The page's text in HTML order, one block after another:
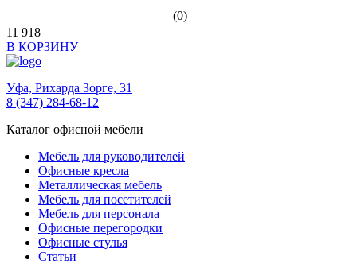
(0)
11 918
В КОРЗИНУ
Уфа, Рихарда Зорге, 31
8 (347) 284-68-12
Каталог офисной мебели
Мебель для руководителей
Офисные кресла
Металлическая мебель
Мебель для посетителей
Мебель для персонала
Офисные перегородки
Офисные стулья
Статьи